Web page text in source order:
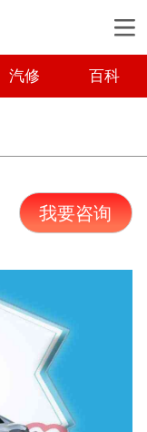
汽修 百科
我要咨询